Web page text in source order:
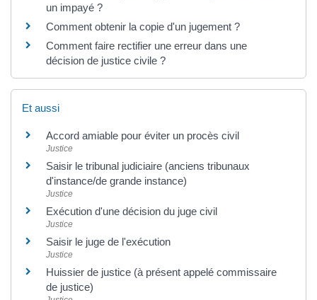
un impayé ?
Comment obtenir la copie d'un jugement ?
Comment faire rectifier une erreur dans une
décision de justice civile ?
Et aussi
Accord amiable pour éviter un procès civil
Justice
Saisir le tribunal judiciaire (anciens tribunaux
d'instance/de grande instance)
Justice
Exécution d'une décision du juge civil
Justice
Saisir le juge de l'exécution
Justice
Huissier de justice (à présent appelé commissaire
de justice)